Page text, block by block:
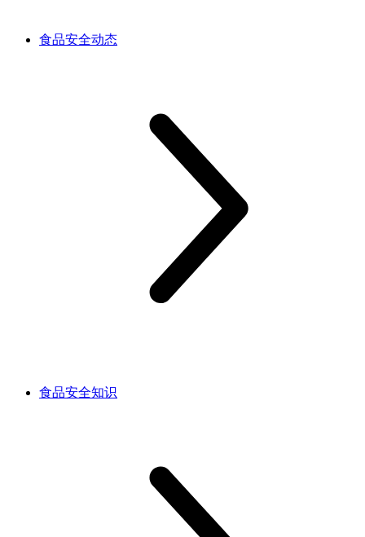
食品安全动态
食品安全知识